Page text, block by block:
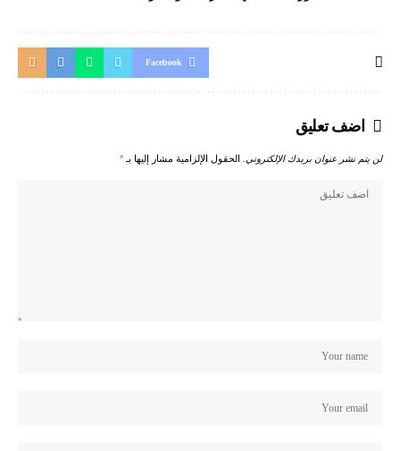
Facebook
اضف تعليق
لن يتم نشر عنوان بريدك الإلكتروني. الحقول الإلزامية مشار إليها بـ *